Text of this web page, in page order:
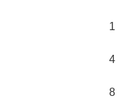
1
4
8